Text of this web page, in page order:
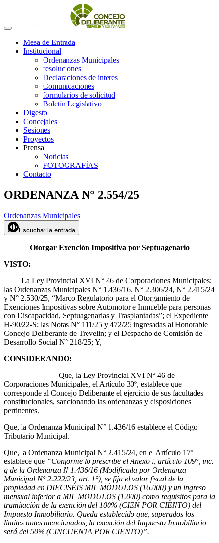
Mesa de Entrada
Institucional
Ordenanzas Municipales
resoluciones
Declaraciones de interes
Comunicaciones
formularios de solicitud
Boletín Legislativo
Digesto
Concejales
Sesiones
Proyectos
Prensa
Noticias
FOTOGRAFÍAS
Contacto
ORDENANZA N° 2.554/25
Ordenanzas Municipales
Escuchar la entrada
Otorgar Exención Impositiva por Septuagenario
VISTO:
La Ley Provincial XVI N° 46 de Corporaciones Municipales;
las Ordenanzas Municipales N° 1.436/16, N° 2.306/24, N° 2.415/24
y N° 2.530/25, “Marco Regulatorio para el Otorgamiento de
Exenciones Impositivas sobre Automotor e Inmueble para personas
con Discapacidad, Septuagenarias y Trasplantadas”; el Expediente
H-90/22-S; las Notas N° 111/25 y 472/25 ingresadas al Honorable
Concejo Deliberante de Trevelin; y el Despacho de Comisión de
Desarrollo Social N° 218/25; Y,
CONSIDERANDO:
Que, la Ley Provincial XVI N° 46 de
Corporaciones Municipales, el Artículo 30º, establece que
corresponde al Concejo Deliberante el ejercicio de sus facultades
constitucionales, sancionando las ordenanzas y disposiciones
pertinentes.
Que, la Ordenanza Municipal N° 1.436/16 establece el Código
Tributario Municipal.
Que, la Ordenanza Municipal N° 2.415/24, en el Artículo 17º
establece que “Conforme lo prescribe el Anexo I, artículo 109°, inc.
g de la Ordenanza N 1.436/16 (Modificada por Ordenanza
Municipal N° 2.222/23, art. 1°), se fija el valor fiscal de la
propiedad en DIECISÉIS MIL MÓDULOS (16.000) y un ingreso
mensual inferior a MIL MÓDULOS (1.000) como requisitos para la
tramitación de la exención del 100% (CIEN POR CIENTO) del
Impuesto Inmobiliario. Queda establecido que, superados los
límites antes mencionados, la exención del Impuesto Inmobiliario
será del 50% (CINCUENTA POR CIENTO)”.